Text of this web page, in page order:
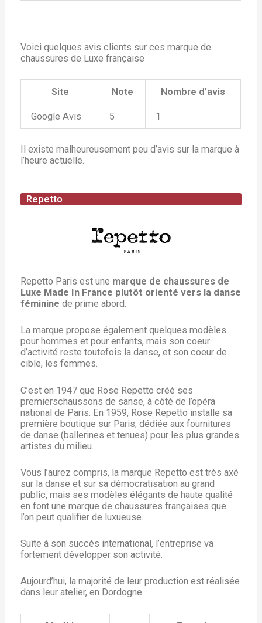
Voici quelques avis clients sur ces marque de
chaussures de Luxe française
Site Note Nombre d’avis
Google Avis 5 1
Il existe malheureusement peu d’avis sur la marque à
l’heure actuelle.
Repetto
Repetto Paris est une marque de chaussures de
Luxe Made In France plutôt orienté vers la danse
féminine de prime abord.
La marque propose également quelques modèles
pour hommes et pour enfants, mais son coeur
d’activité reste toutefois la danse, et son coeur de
cible, les femmes.
C’est en 1947 que Rose Repetto créé ses
premierschaussons de sanse, à côté de l’opéra
national de Paris. En 1959, Rose Repetto installe sa
première boutique sur Paris, dédiée aux fournitures
de danse (ballerines et tenues) pour les plus grandes
artistes du milieu.
Vous l’aurez compris, la marque Repetto est très axé
sur la danse et sur sa démocratisation au grand
public, mais ses modèles élégants de haute qualité
en font une marque de chaussures françaises que
l’on peut qualifier de luxueuse.
Suite à son succès international, l’entreprise va
fortement développer son activité.
Aujourd’hui, la majorité de leur production est réalisée
dans leur atelier, en Dordogne.